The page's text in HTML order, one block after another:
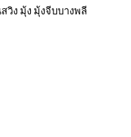
วิง มุ้ง มุ้งจีบบางพลี